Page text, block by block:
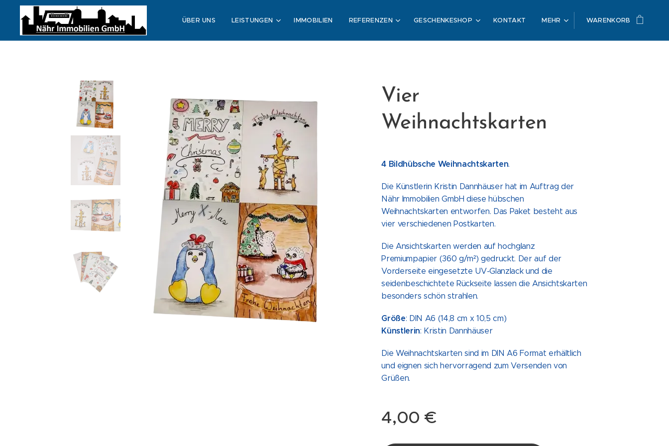
ÜBER UNS LEISTUNGEN IMMOBILIEN REFERENZEN GESCHENKESHOP KONTAKT MEHR WARENKORB
Vier
Weihnachtskarten
4 Bildhübsche Weihnachtskarten.
Die Künstlerin Kristin Dannhäuser hat im Auftrag der
Nähr Immobilien GmbH diese hübschen
Weihnachtskarten entworfen. Das Paket besteht aus
vier verschiedenen Postkarten.
Die Ansichtskarten werden auf hochglanz
Premiumpapier (360 g/m²) gedruckt. Der auf der
Vorderseite eingesetzte UV-Glanzlack und die
seidenbeschichtete Rückseite lassen die Ansichtskarten
besonders schön strahlen.
Größe: DIN A6 (14,8 cm x 10,5 cm)
Künstlerin: Kristin Dannhäuser
Die Weihnachtskarten sind im DIN A6 Format erhältlich
und eignen sich hervorragend zum Versenden von
Grüßen.
4,00 €